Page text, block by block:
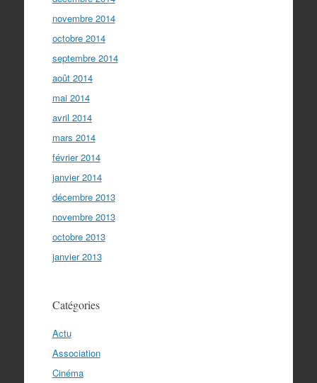
novembre 2014
octobre 2014
septembre 2014
août 2014
mai 2014
avril 2014
mars 2014
février 2014
janvier 2014
décembre 2013
novembre 2013
octobre 2013
janvier 2013
Catégories
Actu
Association
Cinéma